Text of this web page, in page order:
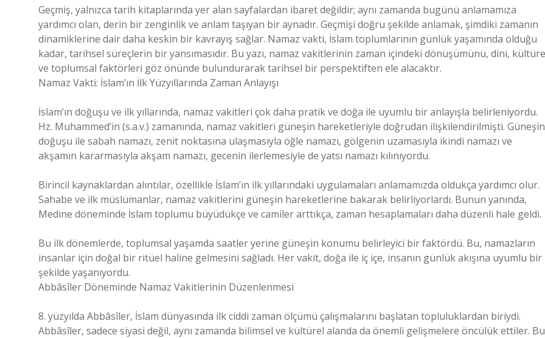
Geçmiş, yalnızca tarih kitaplarında yer alan sayfalardan ibaret değildir; aynı zamanda bugünü anlamamıza
yardımcı olan, derin bir zenginlik ve anlam taşıyan bir aynadır. Geçmişi doğru şekilde anlamak, şimdiki zamanın
dinamiklerine dair daha keskin bir kavrayış sağlar. Namaz vakti, İslam toplumlarının günlük yaşamında olduğu
kadar, tarihsel süreçlerin bir yansımasıdır. Bu yazı, namaz vakitlerinin zaman içindeki dönüşümünü, dini,
ve toplumsal faktörleri göz önünde bulundurarak tarihsel bir perspektiften ele alacaktır.
Namaz Vakti: İslam’ın İlk Yüzyıllarında Zaman Anlayışı
İslam’ın doğuşu ve ilk yıllarında, namaz vakitleri çok daha pratik ve doğa ile uyumlu bir anlayışla belirleniyordu.
Hz. Muhammed’in (s.a.v.) zamanında, namaz vakitleri güneşin hareketleriyle doğrudan ilişkilendirilmişti. Güneşin
doğuşu ile sabah namazı, zenit noktasına ulaşmasıyla öğle namazı, gölgenin uzamasıyla ikindi namazı ve
akşamın kararmasıyla akşam namazı, gecenin ilerlemesiyle de yatsı namazı kılınıyordu.
Birincil kaynaklardan alıntılar, özellikle İslam’ın ilk yıllarındaki uygulamaları anlamamızda oldukça yardımcı olur.
Sahabe ve ilk müslümanlar, namaz vakitlerini güneşin hareketlerine bakarak belirliyorlardı. Bunun yanında,
Medine döneminde İslam toplumu büyüdükçe ve camiler arttıkça, zaman hesaplamaları daha düzenli hale geldi.
Bu ilk dönemlerde, toplumsal yaşamda saatler yerine güneşin konumu belirleyici bir faktördü. Bu, namazların
insanlar için doğal bir ritüel haline gelmesini sağladı. Her vakit, doğa ile iç içe, insanın günlük akışına uyumlu bir
şekilde yaşanıyordu.
Abbâsîler Döneminde Namaz Vakitlerinin Düzenlenmesi
8. yüzyılda Abbâsîler, İslam dünyasında ilk ciddi zaman ölçümü çalışmalarını başlatan topluluklardan biriydi.
Abbâsîler, sadece siyasi değil, aynı zamanda bilimsel ve kültürel alanda da önemli gelişmelere öncülük ettiler. Bu